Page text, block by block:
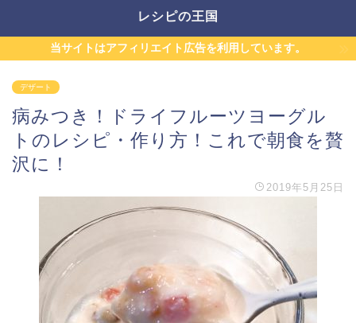
レシピの王国
当サイトはアフィリエイト広告を利用しています。
デザート
病みつき！ドライフルーツヨーグル
トのレシピ・作り方！これで朝食を贅
沢に！
2019年5月25日